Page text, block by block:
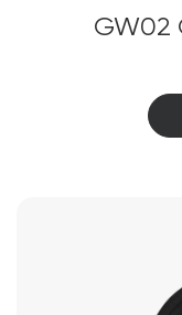
GW02